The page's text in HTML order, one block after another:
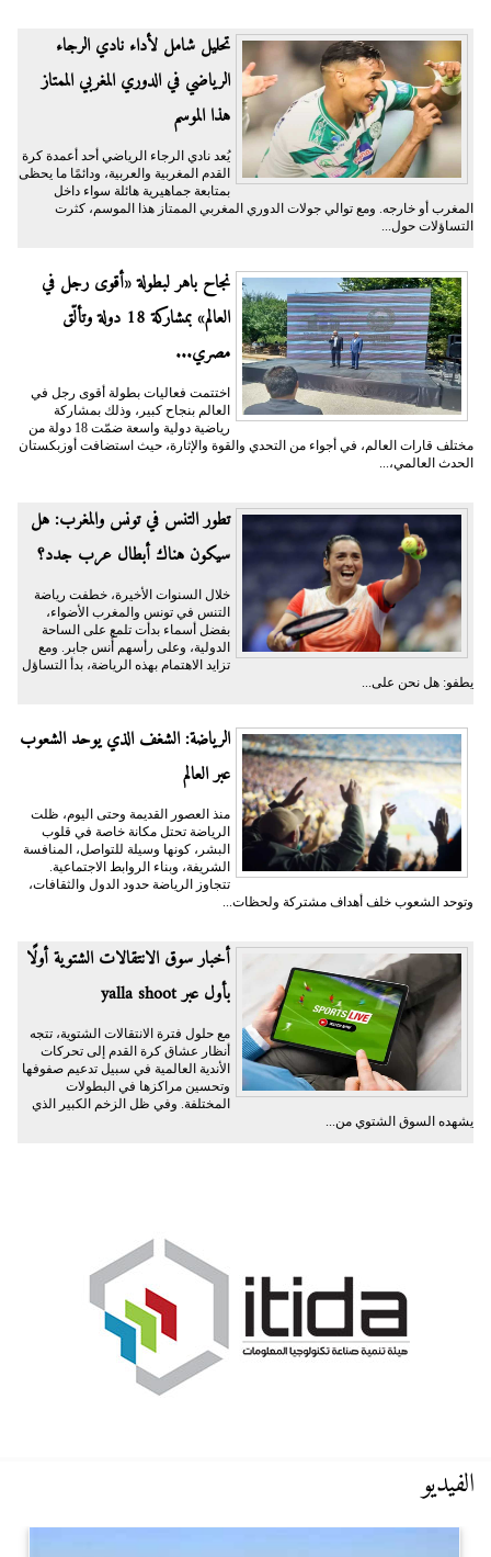
تحليل شامل لأداء نادي الرجاء
الرياضي في الدوري المغربي الممتاز
هذا الموسم
يُعد نادي الرجاء الرياضي أحد أعمدة كرة
القدم المغربية والعربية، ودائمًا ما يحظى
بمتابعة جماهيرية هائلة سواء داخل
المغرب أو خارجه. ومع توالي جولات الدوري المغربي الممتاز هذا الموسم، كثرت
التساؤلات حول...
نجاح باهر لبطولة «أقوى رجل في
العالم» بمشاركة 18 دولة وتألّق
مصري...
اختتمت فعاليات بطولة أقوى رجل في
العالم بنجاح كبير، وذلك بمشاركة
رياضية دولية واسعة ضمّت 18 دولة من
مختلف قارات العالم، في أجواء من التحدي والقوة والإثارة، حيث استضافت أوزبكستان
الحدث العالمي،...
تطور التنس في تونس والمغرب: هل
سيكون هناك أبطال عرب جدد؟
خلال السنوات الأخيرة، خطفت رياضة
التنس في تونس والمغرب الأضواء،
بفضل أسماء بدأت تلمع على الساحة
الدولية، وعلى رأسهم أُنس جابر. ومع
تزايد الاهتمام بهذه الرياضة، بدأ التساؤل
يطفو: هل نحن على...
الرياضة: الشغف الذي يوحد الشعوب
عبر العالم
منذ العصور القديمة وحتى اليوم، ظلت
الرياضة تحتل مكانة خاصة في قلوب
البشر، كونها وسيلة للتواصل، المنافسة
الشريفة، وبناء الروابط الاجتماعية.
تتجاوز الرياضة حدود الدول والثقافات،
وتوحد الشعوب خلف أهداف مشتركة ولحظات...
أخبار سوق الانتقالات الشتوية أولًا
بأول عبر yalla shoot
مع حلول فترة الانتقالات الشتوية، تتجه
أنظار عشاق كرة القدم إلى تحركات
الأندية العالمية في سبيل تدعيم صفوفها
وتحسين مراكزها في البطولات
المختلفة. وفي ظل الزخم الكبير الذي
يشهده السوق الشتوي من...
الفيديو